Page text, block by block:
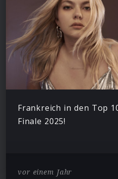
Frankreich in den Top
Finale 2025!
vor einem Jahr